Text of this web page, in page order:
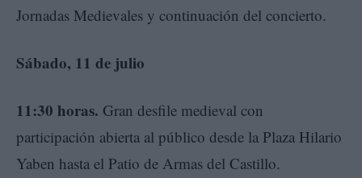
Jornadas Medievales y continuación del concierto.
Sábado, 11 de julio
11:30 horas. Gran desfile medieval con
participación abierta al público desde la Plaza Hilario
Yaben hasta el Patio de Armas del Castillo.